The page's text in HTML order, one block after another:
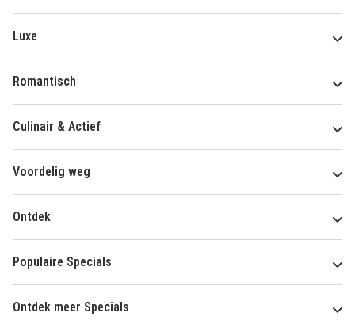
Luxe
Romantisch
Culinair & Actief
Voordelig weg
Ontdek
Populaire Specials
Ontdek meer Specials